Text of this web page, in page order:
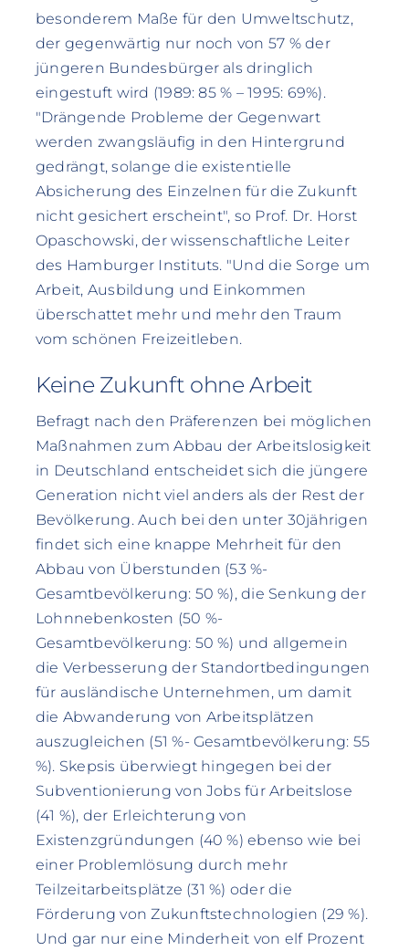
besonderem Maße für den Umweltschutz,
der gegenwärtig nur noch von 57 % der
jüngeren Bundesbürger als dringlich
eingestuft wird (1989: 85 % – 1995: 69%).
"Drängende Probleme der Gegenwart
werden zwangsläufig in den Hintergrund
gedrängt, solange die existentielle
Absicherung des Einzelnen für die Zukunft
nicht gesichert erscheint", so Prof. Dr. Horst
Opaschowski, der wissenschaftliche Leiter
des Hamburger Instituts. "Und die Sorge um
Arbeit, Ausbildung und Einkommen
überschattet mehr und mehr den Traum
vom schönen Freizeitleben.
Keine Zukunft ohne Arbeit
Befragt nach den Präferenzen bei möglichen
Maßnahmen zum Abbau der Arbeitslosigkeit
in Deutschland entscheidet sich die jüngere
Generation nicht viel anders als der Rest der
Bevölkerung. Auch bei den unter 30jährigen
findet sich eine knappe Mehrheit für den
Abbau von Überstunden (53 %-
Gesamtbevölkerung: 50 %), die Senkung der
Lohnnebenkosten (50 %-
Gesamtbevölkerung: 50 %) und allgemein
die Verbesserung der Standortbedingungen
für ausländische Unternehmen, um damit
die Abwanderung von Arbeitsplätzen
auszugleichen (51 %- Gesamtbevölkerung: 55
%). Skepsis überwiegt hingegen bei der
Subventionierung von Jobs für Arbeitslose
(41 %), der Erleichterung von
Existenzgründungen (40 %) ebenso wie bei
einer Problemlösung durch mehr
Teilzeitarbeitsplätze (31 %) oder die
Förderung von Zukunftstechnologien (29 %).
Und gar nur eine Minderheit von elf Prozent